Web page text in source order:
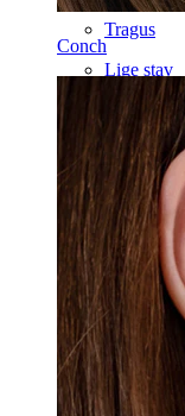
Conch
Tragus
Lige stav
Rook
Daith
Hestesko
Ring
Tools
Buet stav
Øreflip
Titanium